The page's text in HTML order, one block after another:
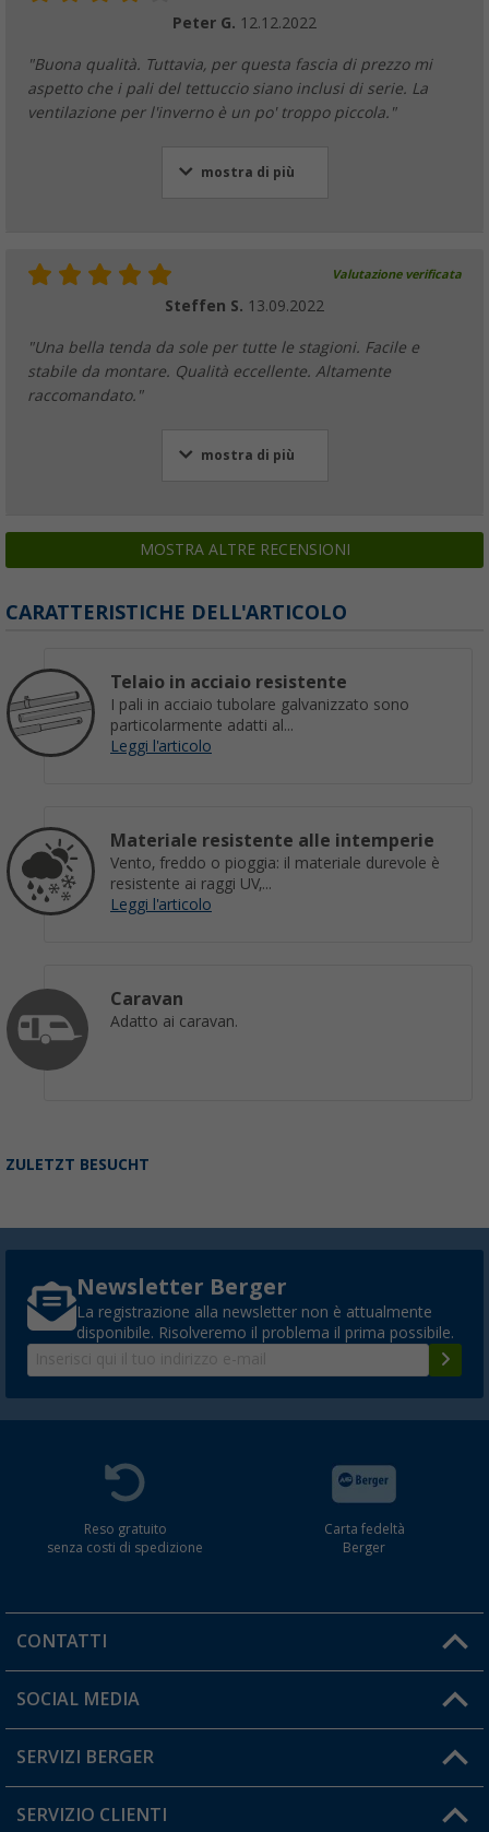
Peter G. 12.12.2022
"Buona qualità. Tuttavia, per questa fascia di prezzo mi
aspetto che i pali del tettuccio siano inclusi di serie. La
ventilazione per l'inverno è un po' troppo piccola."
mostra di più
Valutazione verificata
Steffen S. 13.09.2022
"Una bella tenda da sole per tutte le stagioni. Facile e
stabile da montare. Qualità eccellente. Altamente
raccomandato."
mostra di più
MOSTRA ALTRE RECENSIONI
CARATTERISTICHE DELL'ARTICOLO
Telaio in acciaio resistente
I pali in acciaio tubolare galvanizzato sono
particolarmente adatti al...
Leggi l'articolo
Materiale resistente alle intemperie
Vento, freddo o pioggia: il materiale durevole è
resistente ai raggi UV,...
Leggi l'articolo
Caravan
Adatto ai caravan.
ZULETZT BESUCHT
Newsletter Berger
La registrazione alla newsletter non è attualmente
disponibile. Risolveremo il problema il prima possibile.
Reso gratuito
senza costi di spedizione
Carta fedeltà
Berger
CONTATTI
Orari di apertura del servizio:
Hai una domanda?
SOCIAL MEDIA
SERVIZI BERGER
Diventare rivenditori
SERVIZIO CLIENTI